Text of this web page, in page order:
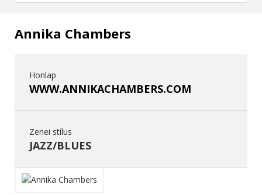
Annika Chambers
Honlap
WWW.ANNIKACHAMBERS.COM
Zenei stílus
JAZZ/BLUES